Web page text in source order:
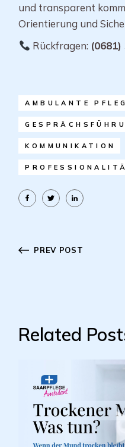
und transparent
Orientierung und
Rückfragen:
AMBULANTE
KOMMUNIKATION
PREV POST
Related